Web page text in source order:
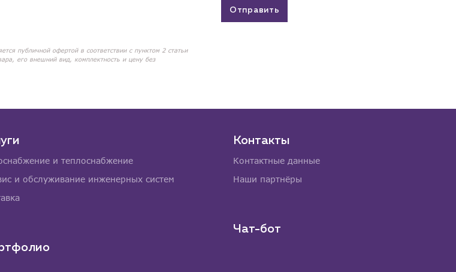
публичной офертой в соответствии с пунктом 2 статьи
его внешний вид, комплектность и цену без
Отправить
и теплоснабжение
и обслуживание инженерных систем
Контакты
Контактные данные
Наши партнёры
Чат-бот